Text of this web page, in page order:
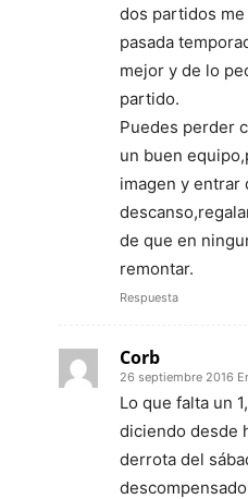
dos partidos
pasada
mejor y de lo
partido.
Puedes perder
un buen
imagen y entrar
de que en
remontar.
Respuesta
Corb
26 septiembre 2016
Lo que falta un
diciendo desde
derrota del